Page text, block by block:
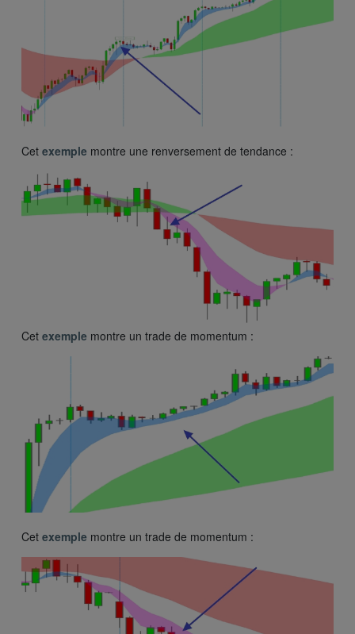
Cet exemple montre une renversement de tendance :
Cet exemple montre un trade de momentum :
Cet exemple montre un trade de momentum :